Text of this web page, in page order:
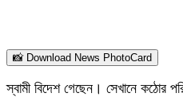
📸 Download News PhotoCard
স্বামী বিদেশ গেছেন। সেখানে কঠোর